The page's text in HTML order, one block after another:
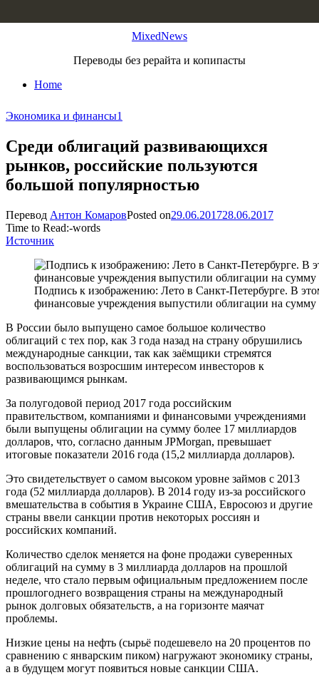
MixedNews
Переводы без рерайта и копипасты
Home
Экономика и финансы1
Среди облигаций развивающихся
рынков, российские пользуются
большой популярностью
Перевод Антон КомаровPosted on29.06.201728.06.2017
Time to Read:-words
Источник
Подпись к изображению: Лето в Санкт-Петербурге. В
финансовые учреждения выпустили облигации на сумму
В России было выпущено самое большое количество
облигаций с тех пор, как 3 года назад на страну обрушились
международные санкции, так как заёмщики стремятся
воспользоваться возросшим интересом инвесторов к
развивающимся рынкам.
За полугодовой период 2017 года российским
правительством, компаниями и финансовыми учреждениями
были выпущены облигации на сумму более 17 миллиардов
долларов, что, согласно данным JPMorgan, превышает
итоговые показатели 2016 года (15,2 миллиарда долларов).
Это свидетельствует о самом высоком уровне займов с 2013
года (52 миллиарда долларов). В 2014 году из-за российского
вмешательства в события в Украине США, Евросоюз и другие
страны ввели санкции против некоторых россиян и
российских компаний.
Количество сделок меняется на фоне продажи суверенных
облигаций на сумму в 3 миллиарда долларов на прошлой
неделе, что стало первым официальным предложением после
прошлогоднего возвращения страны на международный
рынок долговых обязательств, а на горизонте маячат
проблемы.
Низкие цены на нефть (сырьё подешевело на 20 процентов по
сравнению с январским пиком) нагружают экономику страны,
а в будущем могут появиться новые санкции США.